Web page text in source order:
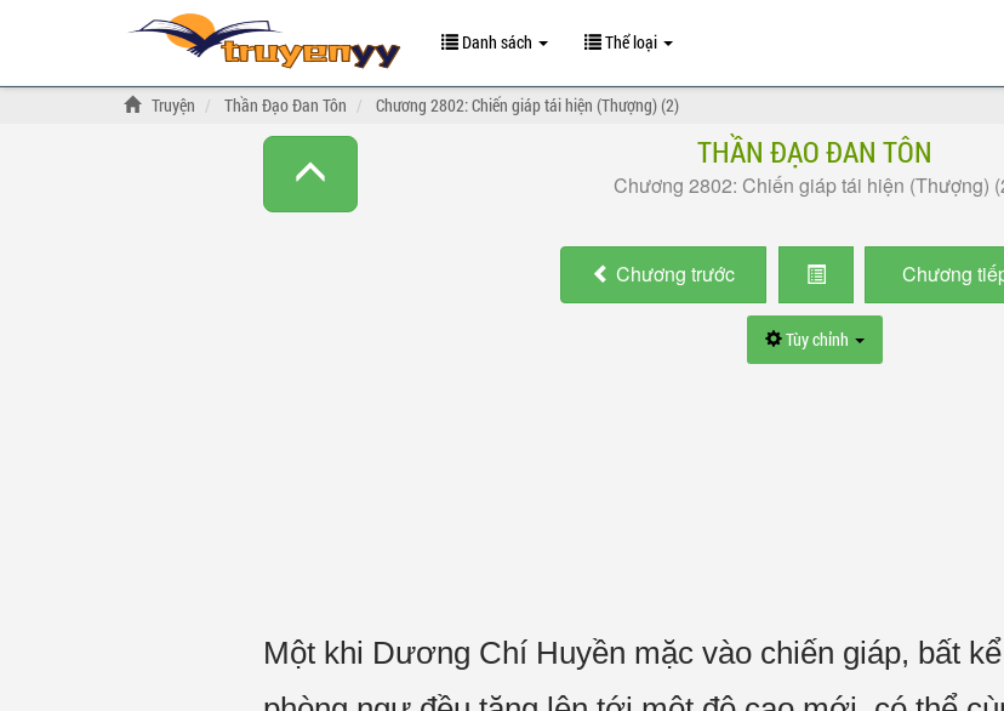
Danh sách Thể loại
Truyện Thần Đạo Đan Tôn Chương 2802: Chiến giáp tái hiện (Thượng) (2)
THẦN ĐẠO ĐAN TÔN
Chương 2802: Chiến giáp tái hiện (Thượng)
Chương trước Chương
Tùy chỉnh
Một khi Dương Chí Huyền mặc vào chiến giáp, bất